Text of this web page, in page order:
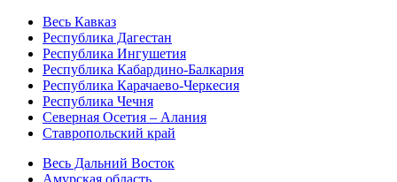
Весь Кавказ
Республика Дагестан
Республика Ингушетия
Республика Кабардино-Балкария
Республика Карачаево-Черкесия
Республика Чечня
Северная Осетия – Алания
Ставропольский край
Весь Дальний Восток
Амурская область